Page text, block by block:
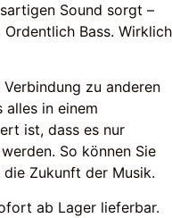
Sound sorgt –
Bass. Wirklich
zu anderen
alles in einem
ist, dass es nur
So können Sie
die Zukunft der Musik.
ab Lager lieferbar.